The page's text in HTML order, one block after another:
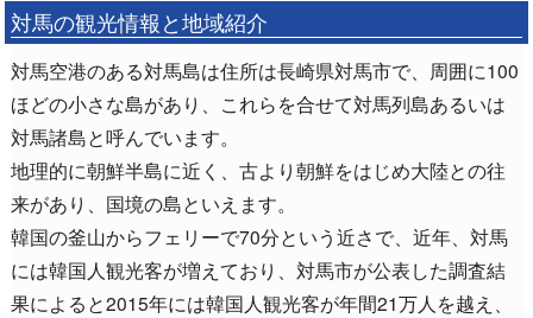
対馬の観光情報と地域紹介
対馬空港のある対馬島は住所は長崎県対馬市で、周囲に100
ほどの小さな島があり、これらを合せて対馬列島あるいは
対馬諸島と呼んでいます。
地理的に朝鮮半島に近く、古より朝鮮をはじめ大陸との往
来があり、国境の島といえます。
韓国の釜山からフェリーで70分という近さで、近年、対馬
には韓国人観光客が増えており、対馬市が公表した調査結
果によると2015年には韓国人観光客が年間21万人を越え、